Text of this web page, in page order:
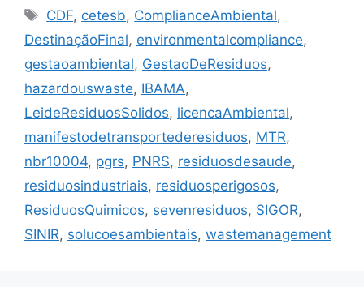
CDF, cetesb, ComplianceAmbiental,
DestinaçãoFinal, environmentalcompliance,
gestaoambiental, GestaoDeResiduos,
hazardouswaste, IBAMA,
LeideResiduosSolidos, licencaAmbiental,
manifestodetransportederesiduos, MTR,
nbr10004, pgrs, PNRS, residuosdesaude,
residuosindustriais, residuosperigosos,
ResiduosQuimicos, sevenresiduos, SIGOR,
SINIR, solucoesambientais, wastemanagement